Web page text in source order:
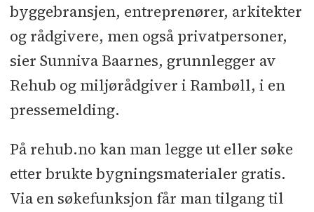
byggebransjen, entreprenører, arkitekter
og rådgivere, men også privatpersoner,
sier Sunniva Baarnes, grunnlegger av
Rehub og miljørådgiver i Rambøll, i en
pressemelding.
På rehub.no kan man legge ut eller søke
etter brukte bygningsmaterialer gratis.
Via en søkefunksjon får man tilgang til